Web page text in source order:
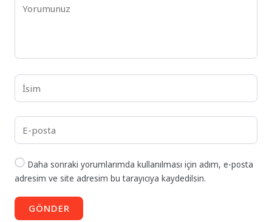
Daha sonraki yorumlarımda kullanılması için adım, e-posta
adresim ve site adresim bu tarayıcıya kaydedilsin.
GÖNDER